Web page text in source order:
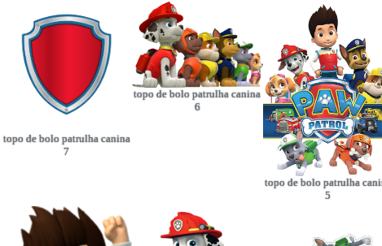
topo de bolo patrulha canina
7
topo de bolo patrulha canina
6
topo de bolo patrulha
5